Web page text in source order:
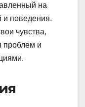
на
и поведения.
чувства,
проблем и